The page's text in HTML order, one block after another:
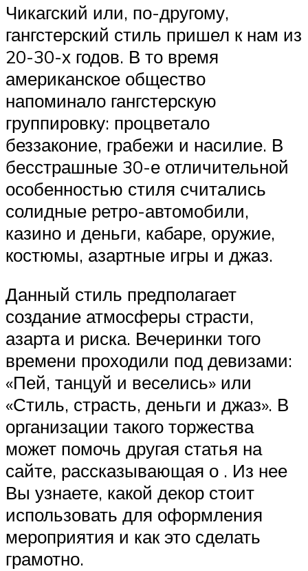
Чикагский или, по-другому,
гангстерский стиль пришел к нам из
20-30-х годов. В то время
американское общество
напоминало гангстерскую
группировку: процветало
беззаконие, грабежи и насилие. В
бесстрашные 30-е отличительной
особенностью стиля считались
солидные ретро-автомобили,
казино и деньги, кабаре, оружие,
костюмы, азартные игры и джаз.
Данный стиль предполагает
создание атмосферы страсти,
азарта и риска. Вечеринки того
времени проходили под девизами:
«Пей, танцуй и веселись» или
«Стиль, страсть, деньги и джаз». В
организации такого торжества
может помочь другая статья на
сайте, рассказывающая о . Из нее
Вы узнаете, какой декор стоит
использовать для оформления
мероприятия и как это сделать
грамотно.